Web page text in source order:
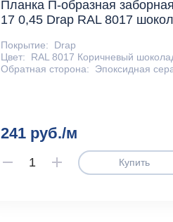
Планка П-образная заборная
17 0,45 Drap RAL 8017
Покрытие:
Drap
Цвет:
RAL 8017 Коричневый
Обратная сторона:
Эпоксидная
241 руб./м
Купить